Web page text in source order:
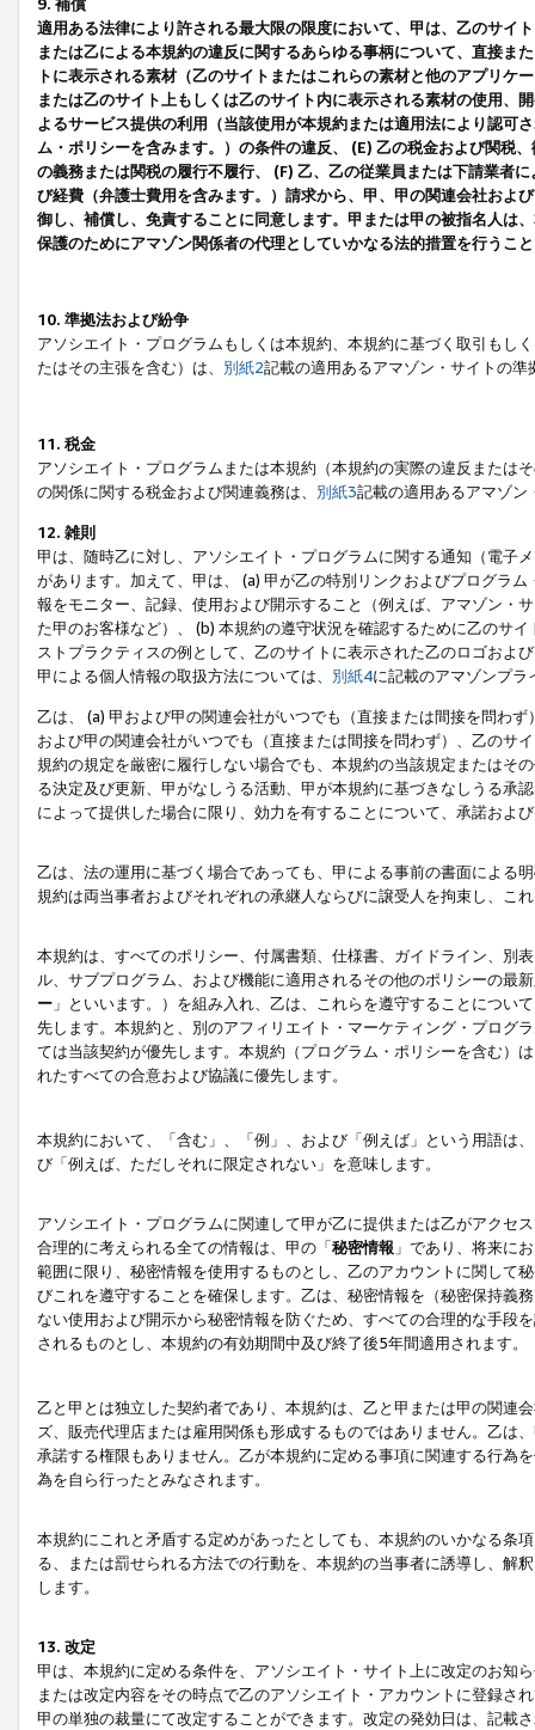
9. 補償
適用ある法律により許される最大限の限度において、甲は、乙のサイ
または乙による本規約の違反に関するあらゆる事柄について、直接ま
トに表示される素材（乙のサイトまたはこれらの素材と他のアプリ
または乙のサイト上もしくは乙のサイト内に表示される素材の使用、
よるサービス提供の利用（当該使用が本規約または適用法により認可
ム・ポリシーを含みます。）の条件の違反、 (E) 乙の税金および関税
の義務または関税の履行不履行、 (F) 乙、乙の従業員または下請業者
び経費（弁護士費用を含みます。）請求から、甲、甲の関連会社およ
御し、補償し、免責することに同意します。甲または甲の被指名人は
保護のためにアマゾン関係者の代理としていかなる法的措置を行うこ
10. 準拠法および紛争
アソシエイト・プログラムもしくは本規約、本規約に基づく取引もし
たはその主張を含む）は、 別紙2記載の適用あるアマゾン・サイトの
11. 税金
アソシエイト・プログラムまたは本規約（本規約の実際の違反または
の関係に関する税金および関連義務は、 別紙3記載の適用あるアマゾン
12. 雑則
甲は、随時乙に対し、アソシエイト・プログラムに関する通知（電子
があります。加えて、甲は、 (a) 甲が乙の特別リンクおよびプログラ
報をモニター、記録、使用および開示すること（例えば、アマゾン・
た甲のお客様など）、 (b) 本規約の遵守状況を確認するために乙のサ
ストプラクティスの例として、乙のサイトに表示された乙のロゴおよ
甲による個人情報の取扱方法については、 別紙4に記載のアマゾンプ
乙は、 (a) 甲および甲の関連会社がいつでも（直接または間接を問わ
および甲の関連会社がいつでも（直接または間接を問わず）、乙のサ
規約の規定を厳密に履行しない場合でも、本規約の当該規定またはそ
る決定及び更新、甲がなしうる活動、甲が本規約に基づきなしうる承
によって提供した場合に限り、効力を有することについて、承諾およ
乙は、法の運用に基づく場合であっても、甲による事前の書面による
規約は両当事者およびそれぞれの承継人ならびに譲受人を拘束し、こ
本規約は、すべてのポリシー、付属書類、仕様書、ガイドライン、別
ル、サブプログラム、および機能に適用されるその他のポリシーの最
ー 」といいます。）を組み入れ、乙は、これらを遵守することにつ
先します。本規約と、別のアフィリエイト・マーケティング・プログ
ては当該契約が優先します。本規約（プログラム・ポリシーを含む）
れたすべての合意および協議に優先します。
本規約において、「含む」、「例」、および「例えば」という用語は
び「例えば、ただしそれに限定されない」を意味します。
アソシエイト・プログラムに関連して甲が乙に提供または乙がアクセ
合理的に考えられる全ての情報は、甲の「秘密情報 」であり、将来に
範囲に限り、秘密情報を使用するものとし、乙のアカウントに関して
びこれを遵守することを確保します。乙は、秘密情報を（秘密保持義
ない使用および開示から秘密情報を防ぐため、すべての合理的な手段
されるものとし、本規約の有効期間中及び終了後5年間適用されます。
乙と甲とは独立した契約者であり、本規約は、乙と甲または甲の関連
ズ、販売代理店または雇用関係も形成するものではありません。乙は
承諾する権限もありません。乙が本規約に定める事項に関連する行為
為を自ら行ったとみなされます。
本規約にこれと矛盾する定めがあったとしても、本規約のいかなる条
る、または罰せられる方法での行動を、本規約の当事者に誘導し、解
します。
13. 改定
甲は、本規約に定める条件を、アソシエイト・サイト上に改定のお知
または改定内容をその時点で乙のアソシエイト・アカウントに登録さ
甲の単独の裁量にて改定することができます。改定の発効日は、記載